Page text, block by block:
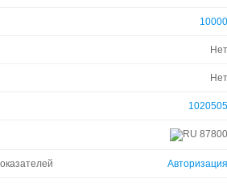
10000
Нет
Нет
1020505
87800
Авторизация